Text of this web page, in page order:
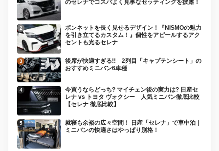
のセレナでコスパよく見事なセッティングを披露！
ボンネットを長く見せるデザイン！『NISMOの魅力
を引き立てるカスタム！』個性をアピールするアク
セントも光るセレナ
後席が快適すぎる!! 2列目「キャプテンシート」の
おすすめミニバン6車種
今買うならどっち? マイチェン後の実力は? 日産セ
レナ vs トヨタ ヴォクシー 人気ミニバン徹底比較
【セレナ 徹底比較】
就寝も余裕の広々空間！ 日産「セレナ」で車中泊｜
ミニバンの快適さはやっぱり別格！